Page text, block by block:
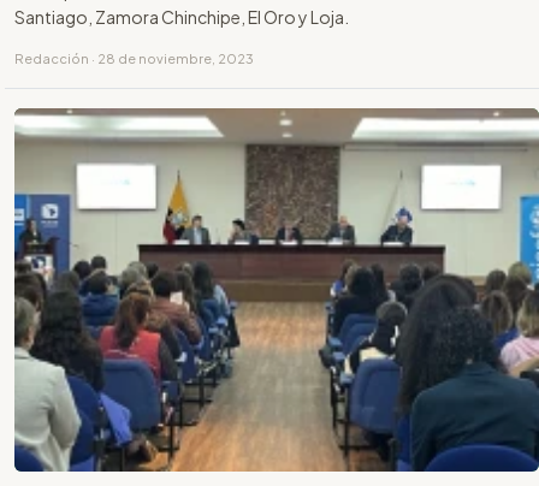
Santiago, Zamora Chinchipe, El Oro y Loja.
Redacción · 28 de noviembre, 2023